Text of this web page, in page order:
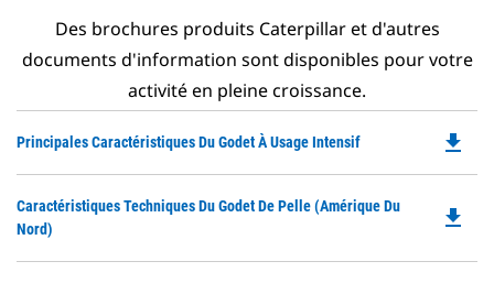
Des brochures produits Caterpillar et d'autres
documents d'information sont disponibles pour votre
activité en pleine croissance.
Principales Caractéristiques Du Godet À Usage Intensif file_download
Caractéristiques Techniques Du Godet De Pelle (Amérique Du
Nord)
file_download